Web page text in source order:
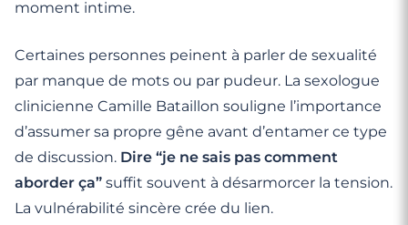
moment intime.
Certaines personnes peinent à parler de sexualité
par manque de mots ou par pudeur. La sexologue
clinicienne Camille Bataillon souligne l’importance
d’assumer sa propre gêne avant d’entamer ce type
de discussion. Dire “je ne sais pas comment
aborder ça” suffit souvent à désarmorcer la tension.
La vulnérabilité sincère crée du lien.